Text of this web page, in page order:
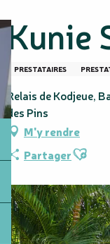
Kunie
PRESTATAIRES
Relais de Kodjeue,
des Pins
M'y rendre
Partager